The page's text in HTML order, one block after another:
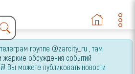
группе @zarcity_ru , там
жаркие обсуждения событий
Вы можете публиковать новости